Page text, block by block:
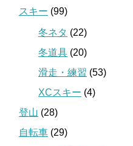
スキー (99)
冬ネタ (22)
冬道具 (20)
滑走・練習 (53)
XCスキー (4)
登山 (28)
自転車 (29)